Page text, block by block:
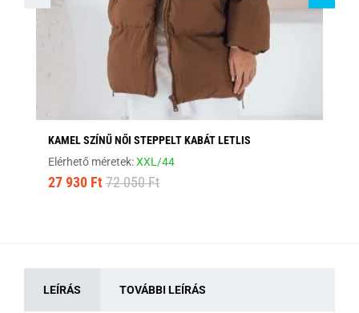
KAMEL SZÍNŰ NŐI STEPPELT KABÁT LETLIS
Elérhető méretek:XXL/44
27 930 Ft 72 050 Ft
LEÍRÁS TOVÁBBI LEÍRÁS